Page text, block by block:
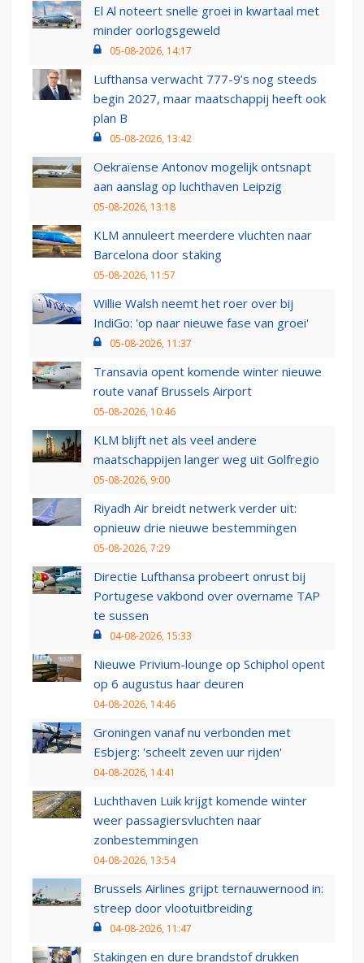
El Al noteert snelle groei in kwartaal met
minder oorlogsgeweld
05-08-2026, 14:17
Lufthansa verwacht 777-9’s nog steeds
begin 2027, maar maatschappij heeft ook
plan B
05-08-2026, 13:42
Oekraïense Antonov mogelijk ontsnapt
aan aanslag op luchthaven Leipzig
05-08-2026, 13:18
KLM annuleert meerdere vluchten naar
Barcelona door staking
05-08-2026, 11:57
Willie Walsh neemt het roer over bij
IndiGo: 'op naar nieuwe fase van groei'
05-08-2026, 11:37
Transavia opent komende winter nieuwe
route vanaf Brussels Airport
05-08-2026, 10:46
KLM blijft net als veel andere
maatschappijen langer weg uit Golfregio
05-08-2026, 9:00
Riyadh Air breidt netwerk verder uit:
opnieuw drie nieuwe bestemmingen
05-08-2026, 7:29
Directie Lufthansa probeert onrust bij
Portugese vakbond over overname TAP
te sussen
04-08-2026, 15:33
Nieuwe Privium-lounge op Schiphol opent
op 6 augustus haar deuren
04-08-2026, 14:46
Groningen vanaf nu verbonden met
Esbjerg: 'scheelt zeven uur rijden'
04-08-2026, 14:41
Luchthaven Luik krijgt komende winter
weer passagiersvluchten naar
zonbestemmingen
04-08-2026, 13:54
Brussels Airlines grijpt ternauwernood in:
streep door vlootuitbreiding
04-08-2026, 11:47
Stakingen en dure brandstof drukken